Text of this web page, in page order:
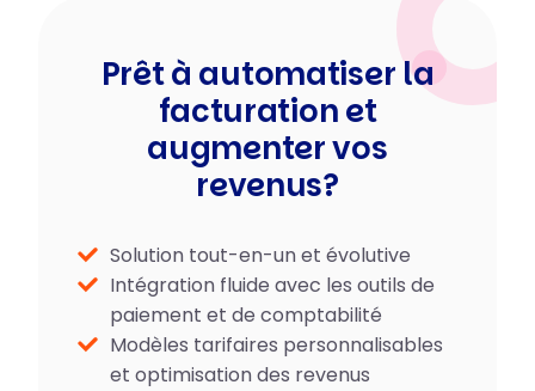
Prêt à automatiser la
facturation et
augmenter vos
revenus?
Solution tout-en-un et évolutive
Intégration fluide avec les outils de
paiement et de comptabilité
Modèles tarifaires personnalisables
et optimisation des revenus